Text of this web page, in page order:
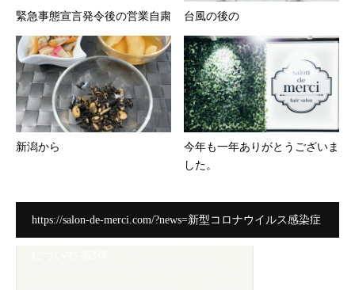
緊急事態宣言発令後の営業自粛 台風の後の
新潟から
今年も一年ありがとうございま
した。
https://salon-de-merci.com/?news=新型コロナウイルス感染症